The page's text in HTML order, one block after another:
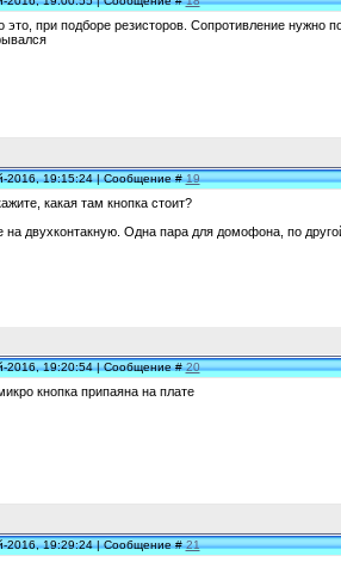
это, при подборе резисторов. Сопротивление нужно
2016, 19:15:24 | Сообщение #19
какая там кнопка стоит?
двухконтакную. Одна пара для домофона, по
2016, 19:20:54 | Сообщение #20
кнопка припаяна на плате
2016, 19:29:24 | Сообщение #21